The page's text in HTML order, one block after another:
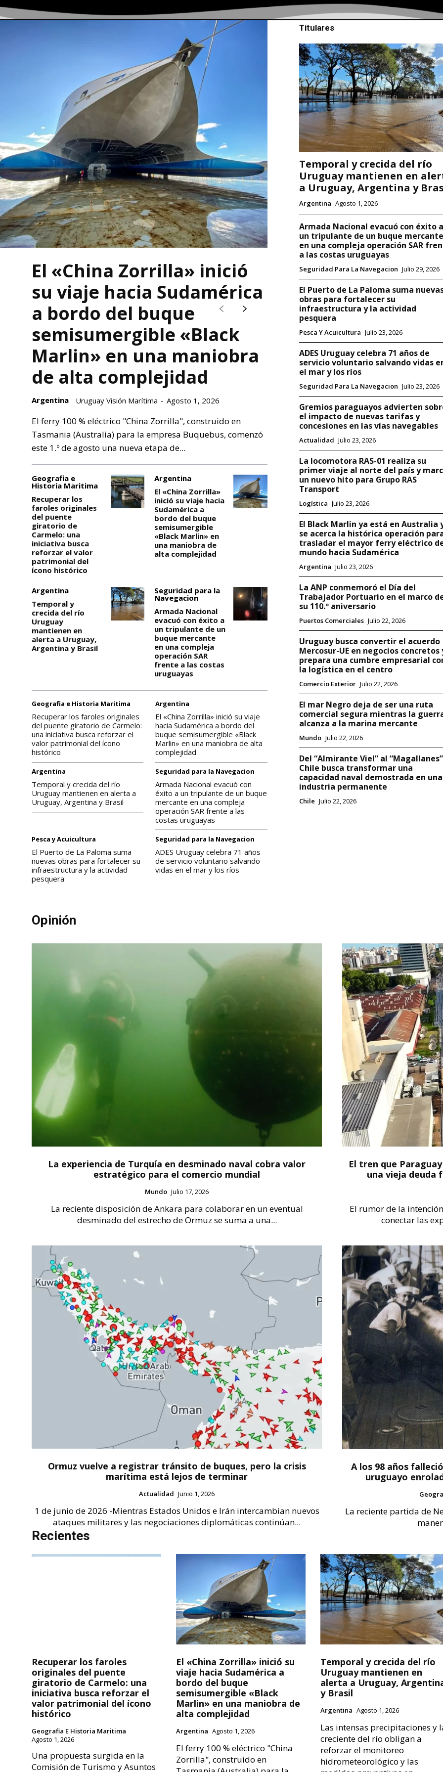
El «China Zorrilla» inició
su viaje hacia Sudamérica
a bordo del buque
semisumergible «Black
Marlin» en una maniobra
de alta complejidad
Argentina Uruguay Visión Marítima - Agosto 1, 2026
El ferry 100 % eléctrico "China Zorrilla", construido en
Tasmania (Australia) para la empresa Buquebus, comenzó
este 1.º de agosto una nueva etapa de...
Geografia e
Historia Maritima
Recuperar los
faroles originales
del puente
giratorio de
Carmelo: una
iniciativa busca
reforzar el valor
patrimonial del
ícono histórico
Argentina
El «China Zorrilla»
inició su viaje hacia
Sudamérica a
bordo del buque
semisumergible
«Black Marlin» en
una maniobra de
alta complejidad
Argentina
Temporal y
crecida del río
Uruguay
mantienen en
alerta a Uruguay,
Argentina y Brasil
Seguridad para la
Navegacion
Armada Nacional
evacuó con éxito a
un tripulante de un
buque mercante
en una compleja
operación SAR
frente a las costas
uruguayas
Geografia e Historia Maritima
Recuperar los faroles originales
del puente giratorio de Carmelo:
una iniciativa busca reforzar el
valor patrimonial del ícono
histórico
Argentina
El «China Zorrilla» inició su viaje
hacia Sudamérica a bordo del
buque semisumergible «Black
Marlin» en una maniobra de alta
complejidad
Argentina
Temporal y crecida del río
Uruguay mantienen en alerta a
Uruguay, Argentina y Brasil
Seguridad para la Navegacion
Armada Nacional evacuó con
éxito a un tripulante de un buque
mercante en una compleja
operación SAR frente a las
costas uruguayas
Pesca y Acuicultura
El Puerto de La Paloma suma
nuevas obras para fortalecer su
infraestructura y la actividad
pesquera
Seguridad para la Navegacion
ADES Uruguay celebra 71 años
de servicio voluntario salvando
vidas en el mar y los ríos
Titulares
Temporal y crecida del río
Uruguay mantienen en
a Uruguay, Argentina y
Argentina Agosto 1, 2026
Armada Nacional evacuó con éxito a
un tripulante de un buque mercante
en una compleja operación SAR
a las costas uruguayas
Seguridad Para La Navegacion Julio 29, 2026
El Puerto de La Paloma suma
obras para fortalecer su
infraestructura y la actividad
pesquera
Pesca Y Acuicultura Julio 23, 2026
ADES Uruguay celebra 71 años de
servicio voluntario salvando vidas
el mar y los ríos
Seguridad Para La Navegacion Julio 23, 2026
Gremios paraguayos advierten
el impacto de nuevas tarifas y
concesiones en las vías navegables
Actualidad Julio 23, 2026
La locomotora RAS-01 realiza su
primer viaje al norte del país y
un nuevo hito para Grupo RAS
Transport
Logística Julio 23, 2026
El Black Marlin ya está en Australia
se acerca la histórica operación
trasladar el mayor ferry eléctrico
mundo hacia Sudamérica
Argentina Julio 23, 2026
La ANP conmemoró el Día del
Trabajador Portuario en el marco
su 110.º aniversario
Puertos Comerciales Julio 22, 2026
Uruguay busca convertir el acuerdo
Mercosur-UE en negocios concretos
prepara una cumbre empresarial
la logística en el centro
Comercio Exterior Julio 22, 2026
El mar Negro deja de ser una ruta
comercial segura mientras la
alcanza a la marina mercante
Mundo Julio 22, 2026
Del “Almirante Viel” al
Chile busca transformar una
capacidad naval demostrada en una
industria permanente
Chile Julio 22, 2026
Opinión
La experiencia de Turquía en desminado naval cobra valor
estratégico para el comercio mundial
Mundo Julio 17, 2026
La reciente disposición de Ankara para colaborar en un eventual
desminado del estrecho de Ormuz se suma a una...
El tren que
una vieja deuda
El rumor de la
conectar las
Ormuz vuelve a registrar tránsito de buques, pero la crisis
marítima está lejos de terminar
Actualidad Junio 1, 2026
1 de junio de 2026 -Mientras Estados Unidos e Irán intercambian nuevos
ataques militares y las negociaciones diplomáticas continúan...
A los 98 años
uruguayo
La reciente partida de
Recientes
Recuperar los faroles
originales del puente
giratorio de Carmelo: una
iniciativa busca reforzar el
valor patrimonial del ícono
histórico
Geografia E Historia Maritima
Agosto 1, 2026
Una propuesta surgida en la
Comisión de Turismo y Asuntos
El «China Zorrilla» inició su
viaje hacia Sudamérica a
bordo del buque
semisumergible «Black
Marlin» en una maniobra de
alta complejidad
Argentina Agosto 1, 2026
El ferry 100 % eléctrico "China
Zorrilla", construido en
Temporal y crecida del río
Uruguay mantienen en
alerta a Uruguay,
y Brasil
Argentina Agosto 1, 2026
Las intensas precipitaciones y
creciente del río obligan a
reforzar el monitoreo
hidrometeorológico y las